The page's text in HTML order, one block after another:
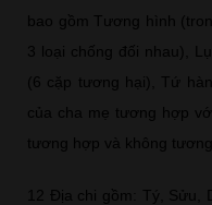
bao gồm Tương hình
3 loại chống đối nhau),
(6 cặp tương hại), Tứ
của cha mẹ tương hợp
tương hợp và không tương
12 Địa chi gồm: Tý, Sửu,